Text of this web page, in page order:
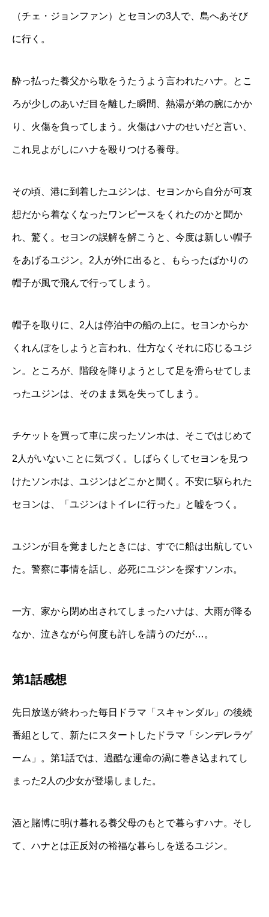
（チェ・ジョンファン）とセヨンの3人で、島へあそび
に行く。
酔っ払った養父から歌をうたうよう言われたハナ。とこ
ろが少しのあいだ目を離した瞬間、熱湯が弟の腕にかか
り、火傷を負ってしまう。火傷はハナのせいだと言い、
これ見よがしにハナを殴りつける養母。
その頃、港に到着したユジンは、セヨンから自分が可哀
想だから着なくなったワンピースをくれたのかと聞か
れ、驚く。セヨンの誤解を解こうと、今度は新しい帽子
をあげるユジン。2人が外に出ると、もらったばかりの
帽子が風で飛んで行ってしまう。
帽子を取りに、2人は停泊中の船の上に。セヨンからか
くれんぼをしようと言われ、仕方なくそれに応じるユジ
ン。ところが、階段を降りようとして足を滑らせてしま
ったユジンは、そのまま気を失ってしまう。
チケットを買って車に戻ったソンホは、そこではじめて
2人がいないことに気づく。しばらくしてセヨンを見つ
けたソンホは、ユジンはどこかと聞く。不安に駆られた
セヨンは、「ユジンはトイレに行った」と嘘をつく。
ユジンが目を覚ましたときには、すでに船は出航してい
た。警察に事情を話し、必死にユジンを探すソンホ。
一方、家から閉め出されてしまったハナは、大雨が降る
なか、泣きながら何度も許しを請うのだが…。
第1話感想
先日放送が終わった毎日ドラマ「スキャンダル」の後続
番組として、新たにスタートしたドラマ「シンデレラゲ
ーム」。第1話では、過酷な運命の渦に巻き込まれてし
まった2人の少女が登場しました。
酒と賭博に明け暮れる養父母のもとで暮らすハナ。そし
て、ハナとは正反対の裕福な暮らしを送るユジン。